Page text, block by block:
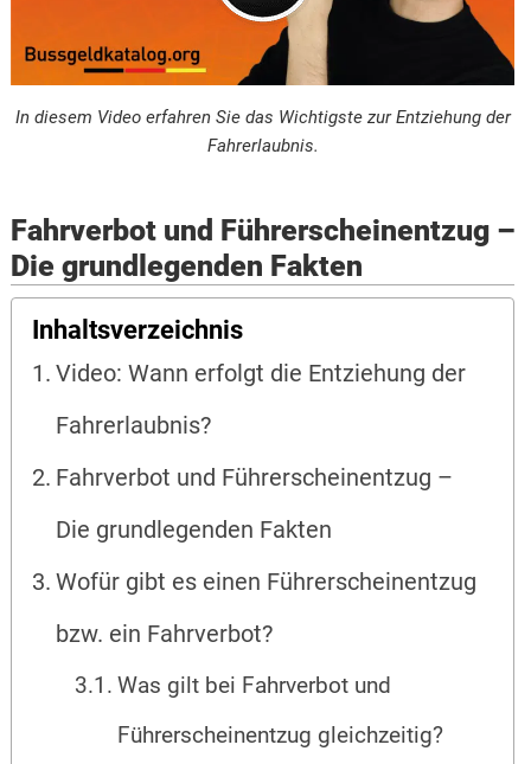
In diesem Video erfahren Sie das Wichtigste zur Entziehung der
Fahrerlaubnis.
Fahrverbot und Führerscheinentzug –
Die grundlegenden Fakten
Inhaltsverzeichnis
Video: Wann erfolgt die Entziehung der
Fahrerlaubnis?
Fahrverbot und Führerscheinentzug –
Die grundlegenden Fakten
Wofür gibt es einen Führerscheinentzug
bzw. ein Fahrverbot?
Was gilt bei Fahrverbot und
Führerscheinentzug gleichzeitig?